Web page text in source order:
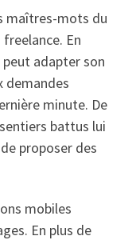
maîtres-mots du
En
adapter son
demandes
minute. De
battus lui
proposer des
mobiles
En plus de